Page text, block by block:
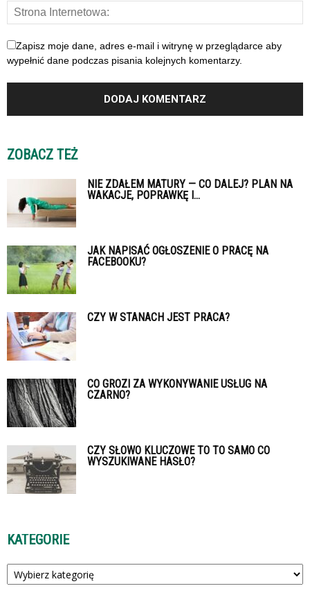
Zapisz moje dane, adres e-mail i witrynę w przeglądarce aby
wypełnić dane podczas pisania kolejnych komentarzy.
ZOBACZ TEŻ
NIE ZDAŁEM MATURY — CO DALEJ? PLAN NA
WAKACJE, POPRAWKĘ I...
JAK NAPISAĆ OGŁOSZENIE O PRACĘ NA
FACEBOOKU?
CZY W STANACH JEST PRACA?
CO GROZI ZA WYKONYWANIE USŁUG NA
CZARNO?
CZY SŁOWO KLUCZOWE TO TO SAMO CO
WYSZUKIWANE HASŁO?
KATEGORIE
Kategorie